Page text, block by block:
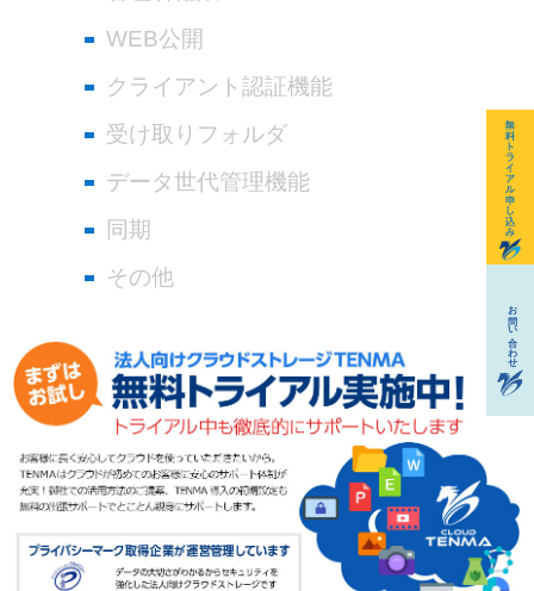
WEB公開
クライアント認証機能
受け取りフォルダ
データ世代管理機能
同期
その他